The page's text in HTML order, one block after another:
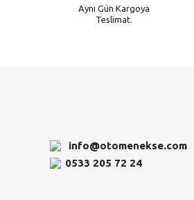
Aynı Gün Kargoya
Teslimat.
info@otomenekse.com
0533 205 72 24